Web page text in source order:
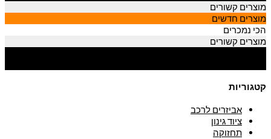
מוצרים קשורים
מוצרים חדשים
הכי נמכרים
מוצרים קשורים
קטגוריות
אביזרים לרכב
ציוד גינון
תחזוקה